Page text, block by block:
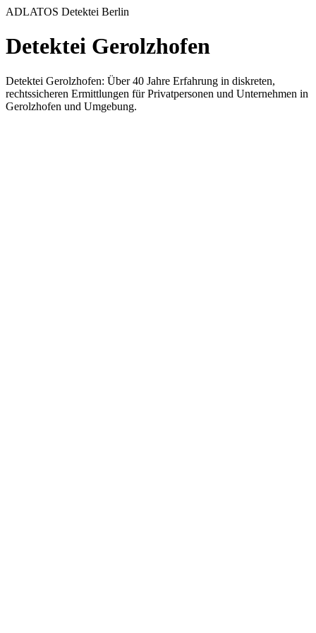
ADLATOS Detektei Berlin
Detektei Gerolzhofen
Detektei Gerolzhofen: Über 40 Jahre Erfahrung in diskreten,
rechtssicheren Ermittlungen für Privatpersonen und Unternehmen in
Gerolzhofen und Umgebung.